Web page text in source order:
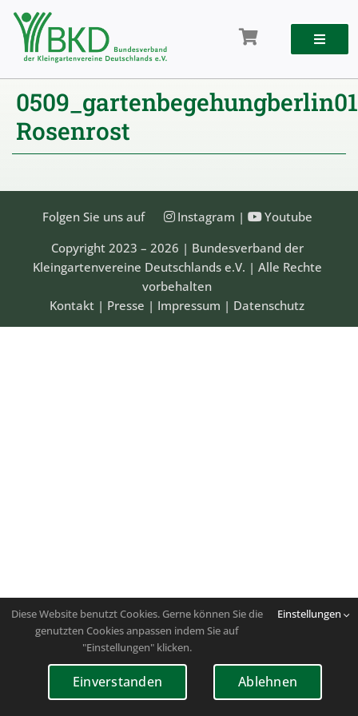
Zum
Inhalt
springen
Rosenrost
Folgen Sie uns auf Instagram |
Youtube
Copyright 2023 – 2026 | Bundesverband der
Kleingartenvereine Deutschlands e.V. | Alle Rechte
vorbehalten
Kontakt | Presse | Impressum | Datenschutz
Diese Website benutzt Cookies. Gerne können Sie die
genutzten Cookies anpassen indem Sie auf
"Einstellungen" klicken.
Einstellungen
Einverstanden Ablehnen